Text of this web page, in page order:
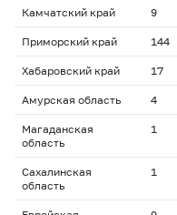
Камчатский край 9
Приморский край 144
Хабаровский край 17
Амурская область 4
Магаданская
область
1
Сахалинская
область
1